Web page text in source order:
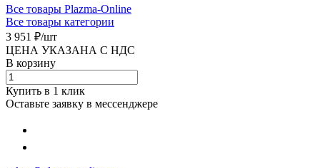
Все товары Plazma-Online
Все товары категории
3 951 ₽/шт
ЦЕНА УКАЗАНА С НДС
В корзину
Купить в 1 клик
Оставьте заявку в мессенджере